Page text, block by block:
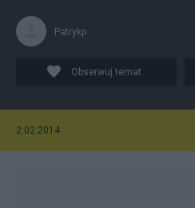
Patrykp
Obserwuj temat
2.02.2014